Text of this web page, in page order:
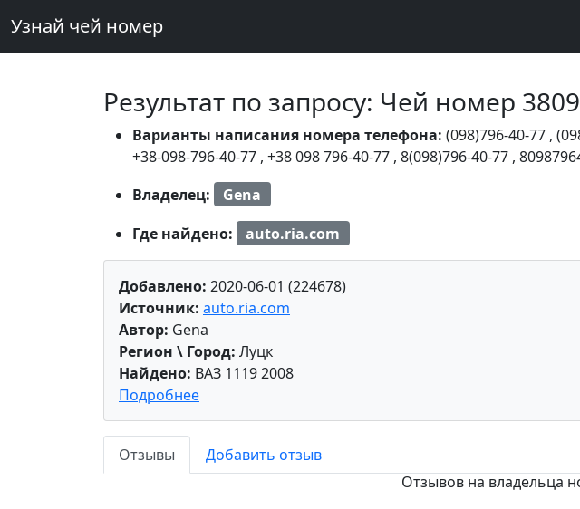
Узнай чей номер
Результат по запросу: Чей номер
Варианты написания номера телефона: (098)796-40-77 ,
+38-098-796-40-77 , +38 098 796-40-77 , 8(098)796-40-77 ,
Владелец:
Gena
Где найдено:
auto.ria.com
Добавлено: 2020-06-01 (224678)
Источник: auto.ria.com
Автор: Gena
Регион \ Город: Луцк
Найдено: ВАЗ 1119 2008
Подробнее
Отзывы
Добавить отзыв
Отзывов на владельца